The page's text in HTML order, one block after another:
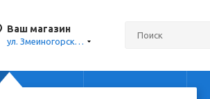
Ваш магазин
ул. Змеиногорский тракт, 134Б
Акции Услуги